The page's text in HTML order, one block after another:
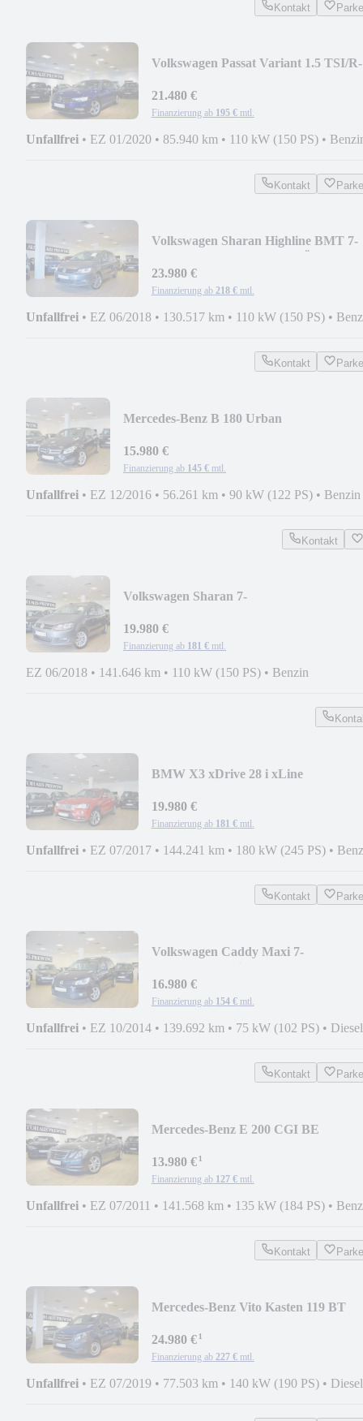
Kontakt
Volkswagen Passat Variant 1.5 TSI/R-
21.480 €
Finanzierung ab 195 € mtl.
Unfallfrei • EZ 01/2020 • 85.940 km • 110 kW (150 PS) •
Kontakt
Volkswagen Sharan Highline BMT 7-
23.980 €
Finanzierung ab 218 € mtl.
Unfallfrei • EZ 06/2018 • 130.517 km • 110 kW (150 PS) •
Kontakt
Mercedes-Benz B 180 Urban
15.980 €
Finanzierung ab 145 € mtl.
Unfallfrei • EZ 12/2016 • 56.261 km • 90 kW (122 PS) • Benzin
Kontakt
Volkswagen Sharan 7-
19.980 €
Finanzierung ab 181 € mtl.
EZ 06/2018 • 141.646 km • 110 kW (150 PS) • Benzin
BMW X3 xDrive 28 i xLine
19.980 €
Finanzierung ab 181 € mtl.
Unfallfrei • EZ 07/2017 • 144.241 km • 180 kW (245 PS) •
Kontakt
Volkswagen Caddy Maxi 7-
XENON/AHK/CARPLAY/RFK
16.980 €
Finanzierung ab 154 € mtl.
Unfallfrei • EZ 10/2014 • 139.692 km • 75 kW (102 PS) • Diesel
Kontakt
Mercedes-Benz E 200 CGI BE
11.700
13.980 €¹
Finanzierung ab 127 € mtl.
Unfallfrei • EZ 07/2011 • 141.568 km • 135 kW (184 PS) •
Kontakt
Mercedes-Benz Vito Kasten 119 BT
24.980 €¹
Finanzierung ab 227 € mtl.
Unfallfrei • EZ 07/2019 • 77.503 km • 140 kW (190 PS) • Diesel